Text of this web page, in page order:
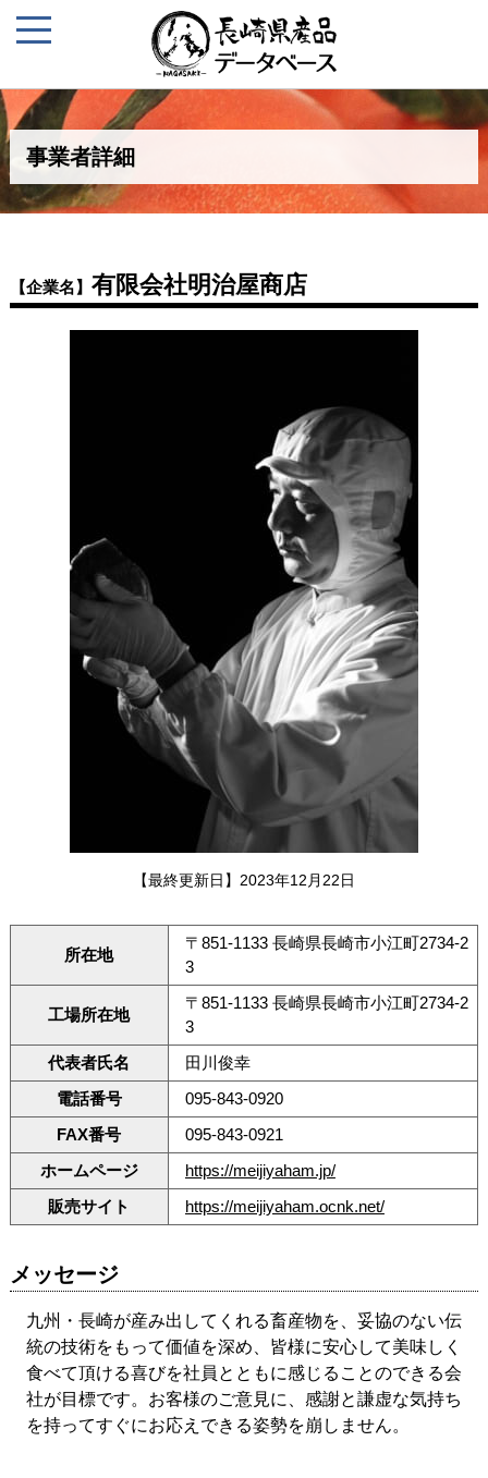
事業者詳細
【企業名】 有限会社明治屋商店
【最終更新日】2023年12月22日
所在地
〒851-1133 長崎県長崎市小江町2734-2
3
工場所在地
〒851-1133 長崎県長崎市小江町2734-2
3
代表者氏名
田川俊幸
電話番号
095-843-0920
FAX番号
095-843-0921
ホームページ
https://meijiyaham.jp/
販売サイト
https://meijiyaham.ocnk.net/
メッセージ
九州・長崎が産み出してくれる畜産物を、妥協のない伝
統の技術をもって価値を深め、皆様に安心して美味しく
食べて頂ける喜びを社員とともに感じることのできる会
社が目標です。お客様のご意見に、感謝と謙虚な気持ち
を持ってすぐにお応えできる姿勢を崩しません。